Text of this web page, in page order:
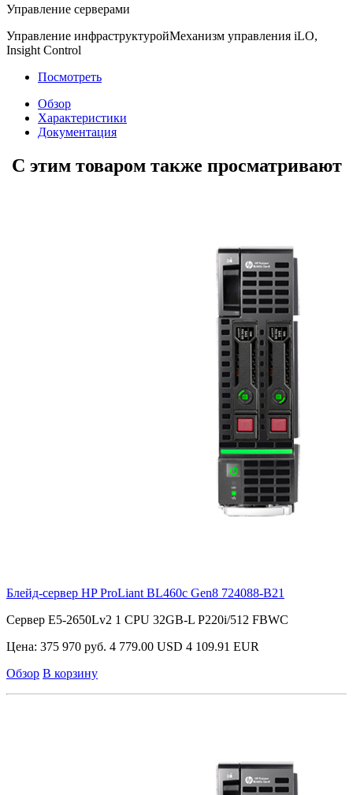
Управление серверами
Управление инфраструктуройМеханизм управления iLO,
Insight Control
Посмотреть
Обзор
Характеристики
Документация
С этим товаром также просматривают
Блейд-сервер HP ProLiant BL460c Gen8 724088-B21
Сервер E5-2650Lv2 1 CPU 32GB-L P220i/512 FBWC
Цена: 375 970 руб. 4 779.00 USD 4 109.91 EUR
Обзор В корзину